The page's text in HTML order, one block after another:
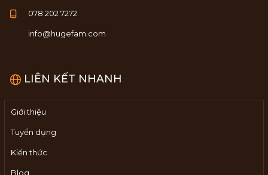
078 202 7272
info@hugefam.com
LIÊN KẾT NHANH
Giới thiệu
Tuyển dụng
Kiến thức
Blog